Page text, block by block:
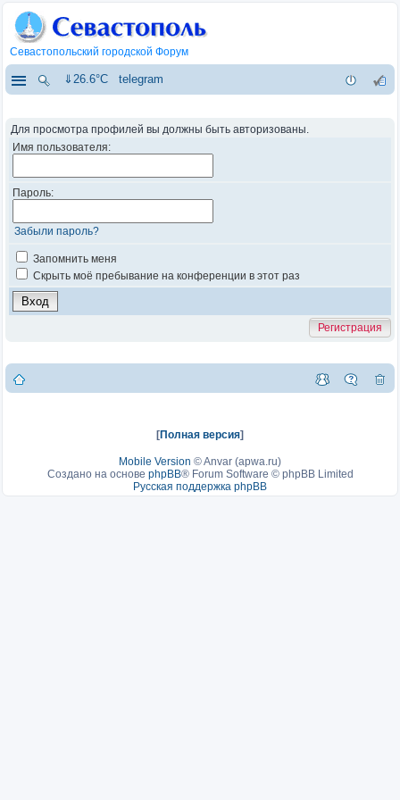
Севастопольский городской Форум
⇓26.6°C telegram
Для просмотра профилей вы должны быть авторизованы.
Имя пользователя:
Пароль:
Забыли пароль?
Запомнить меня
Скрыть моё пребывание на конференции в этот раз
Регистрация
[Полная версия]
Mobile Version ©Anvar (apwa.ru)
Создано на основе phpBB® Forum Software © phpBB Limited
Русская поддержка phpBB